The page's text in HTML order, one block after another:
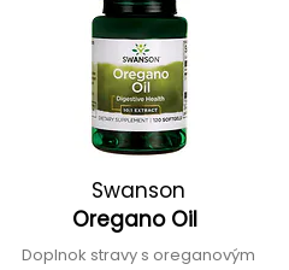
Swanson
Oregano Oil
Doplnok stravy s oreganovým